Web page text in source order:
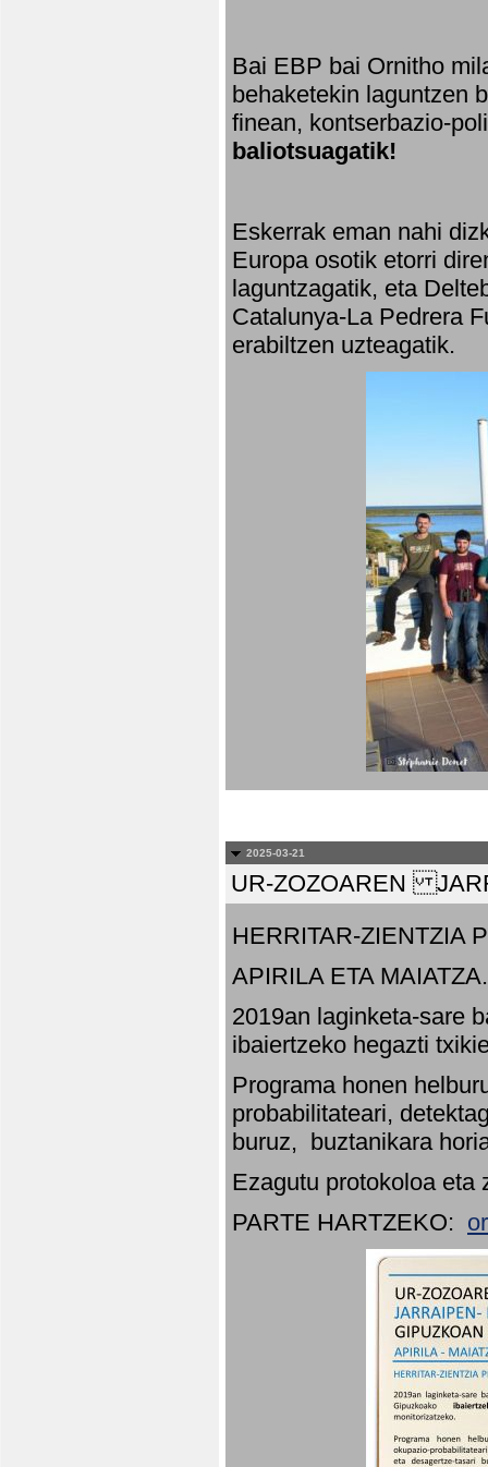
Bai EBP bai Ornitho
behaketekin laguntzen
finean, kontserbazio-
baliotsuagatik!
Eskerrak eman nahi
Europa osotik etorri
laguntzagatik, eta
Catalunya-La Pedrera
erabiltzen uzteagatik.
2025-03-21
UR-ZOZOAREN
HERRITAR-ZIENTZIA
APIRILA ETA MAIATZA.
2019an laginketa-sare
ibaiertzeko hegazti
Programa honen
probabilitateari,
buruz, buztanikara
Ezagutu protokoloa eta
PARTE HARTZEKO: